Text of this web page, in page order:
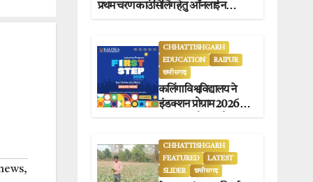
,
प्रथम चरण काउंसिलिंग हेतु ऑनलाईन
CHHATTISHGARH
EDUCATION
RAIPUR
छत्तीसगढ़
कलिंगा विश्वविद्यालय ने
इंडक्शन प्रोग्राम 2026 का
CHHATTISHGARH
FEATURED
LATEST
SLIDER
छत्तीसगढ़